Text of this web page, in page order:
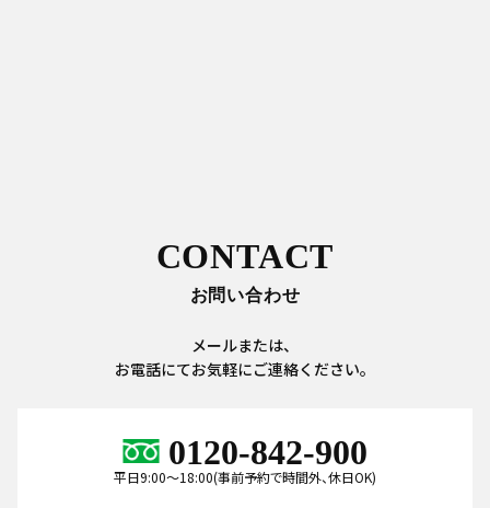
CONTACT
お問い合わせ
メールまたは、
お電話にてお気軽にご連絡ください。
0120-842-900
平日9:00～18:00(事前予約で時間外、休日OK)